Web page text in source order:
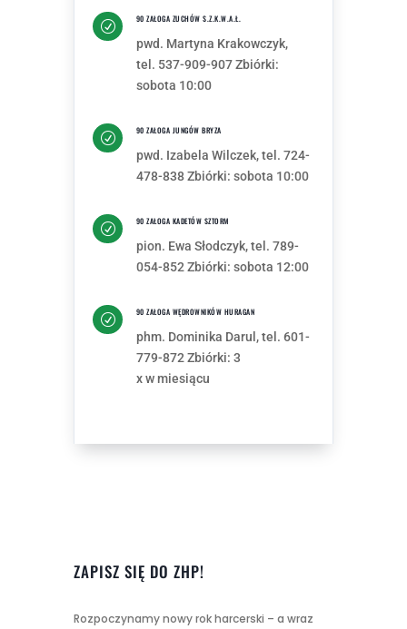
R
90 ZAŁOGA ZUCHÓW S.Z.K.W.A.Ł.
pwd. Martyna Krakowczyk,
tel. 537-909-907 Zbiórki:
sobota 10:00
R
90 ZAŁOGA JUNGÓW BRYZA
pwd. Izabela Wilczek, tel. 724-
478-838 Zbiórki: sobota 10:00
R
90 ZAŁOGA KADETÓW SZTORM
pion. Ewa Słodczyk, tel. 789-
054-852 Zbiórki: sobota 12:00
R
90 ZAŁOGA WĘDROWNIKÓW HURAGAN
phm. Dominika Darul, tel. 601-
779-872 Zbiórki: 3
x w miesiącu
ZAPISZ SIĘ DO ZHP!
Rozpoczynamy nowy rok harcerski – a wraz